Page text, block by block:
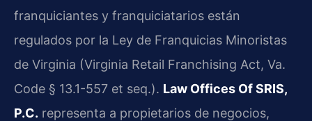
franquiciantes y franquiciatarios están
regulados por la Ley de Franquicias Minoristas
de Virginia (Virginia Retail Franchising Act, Va.
Code § 13.1-557 et seq.). Law Offices Of SRIS,
P.C. representa a propietarios de negocios,